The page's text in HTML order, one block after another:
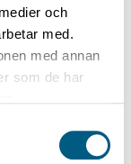
och
med.
med annan
som de har